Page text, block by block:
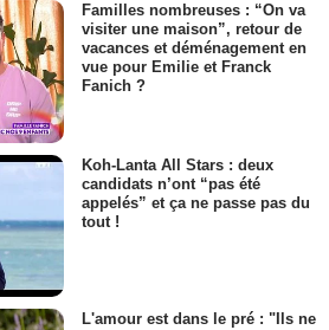
Familles nombreuses : “On va
visiter une maison”, retour de
vacances et déménagement en
vue pour Emilie et Franck
Fanich ?
Koh-Lanta All Stars : deux
candidats n’ont “pas été
appelés” et ça ne passe pas du
tout !
L'amour est dans le pré : "Ils ne